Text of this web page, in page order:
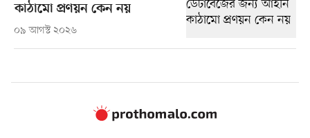
কাঠামো প্রণয়ন কেন নয়
০৯ আগস্ট ২০২৬